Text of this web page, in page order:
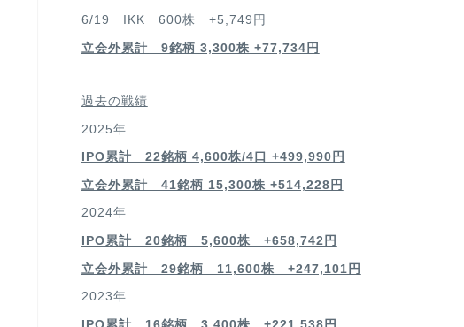
6/19 IKK 600株 +5,749円
立会外累計 9銘柄 3,300株 +77,734円
過去の戦績
2025年
IPO累計 22銘柄 4,600株/4口 +499,990円
立会外累計 41銘柄 15,300株 +514,228円
2024年
IPO累計 20銘柄 5,600株 +658,742円
立会外累計 29銘柄 11,600株 +247,101円
2023年